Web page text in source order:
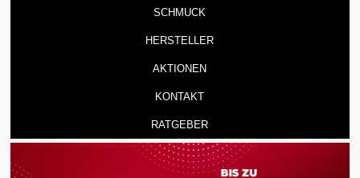
SCHMUCK
HERSTELLER
AKTIONEN
KONTAKT
RATGEBER